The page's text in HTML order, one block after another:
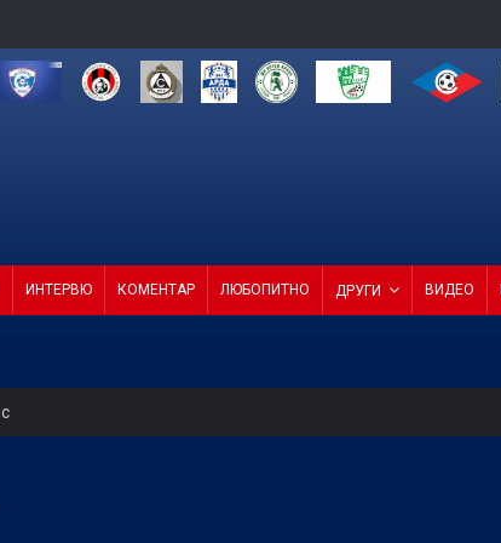
ИНТЕРВЮ КОМЕНТАР ЛЮБОПИТНО ДРУГИ ВИДЕО
срещу Макаби в Грузия